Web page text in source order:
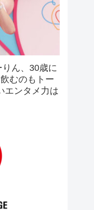
りん、30歳に
むのもトー
エンタメ力は